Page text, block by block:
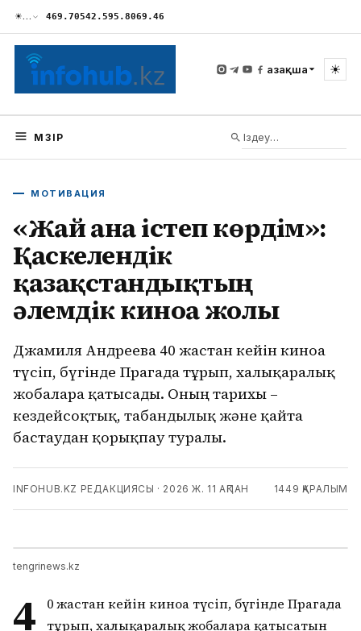
☀… 469.70542.595.8069.46
Қазақша ☀
МӘЗІР
МОТИВАЦИЯ
«Жай ғана істеп көрдім»:
Қаскелендік
қазақстандықтың
әлемдік киноға жолы
Джамиля Андреева 40 жастан кейін киноға
түсіп, бүгінде Прагада тұрып, халықаралық
жобаларға қатысады. Оның тарихы –
кездейсоқтық, табандылық және қайта
бастаудан қорықпау туралы.
INFOHUB.KZ РЕДАКЦИЯСЫ · 2026 Ж. 11 АҚПАН 1449 ҚАРАЛЫМ
tengrinews.kz
4
0 жастан кейін киноға түсіп, бүгінде Прагада
тұрып, халықаралық жобаларға қатысатын